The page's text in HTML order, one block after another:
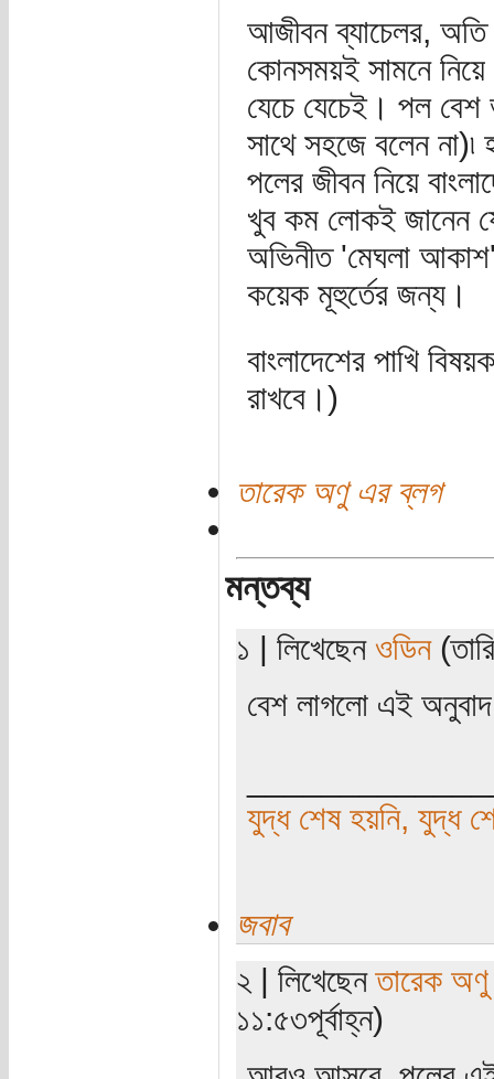
আজীবন ব্যাচেলর, অতি
কোনসময়ই সামনে
যেচে যেচেই। পল বেশ
সাথে সহজে বলেন না)৷
পলের জীবন নিয়ে
খুব কম লোকই জানেন
অভিনীত 'মেঘলা
কয়েক মূহুর্তের জন্য।
বাংলাদেশের পাখি
রাখবে।)
তারেক অণু এর ব্লগ
মন্তব্য
১ | লিখেছেন ওডিন
বেশ লাগলো এই
যুদ্ধ শেষ হয়নি, যুদ্ধ
জবাব
২ | লিখেছেনতারেক অণু
১১:৫৩পূর্বাহ্ন)